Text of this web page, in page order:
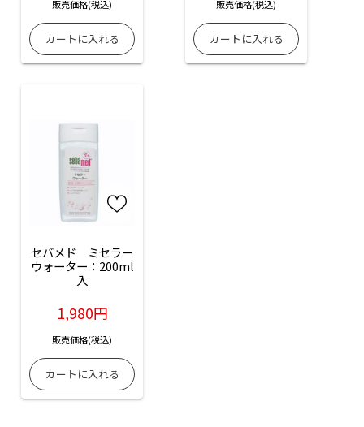
販売価格(税込) 販売価格(税込)
セバメド　ミセラー
ウォーター：200ml
入
1,980円
販売価格(税込)